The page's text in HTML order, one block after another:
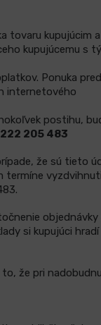
tovaru kupujúcim a
kupujúcemu s
Ponuka
internetového
postihu,
205 483
že sú tieto
termíne
objednávky
si kupujúci hradí
to, že pri